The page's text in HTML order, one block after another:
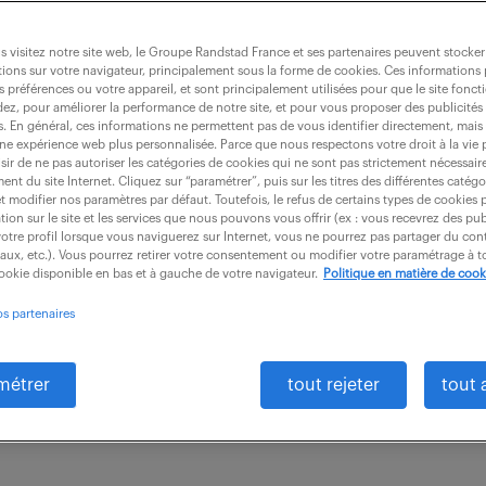
manager (f/h)
CDI 32 000 - 38 000 € / an
du Contrôleur Crédit, vos missions s'articulent
Master Data (Référentiel Tiers) : Création des
visitez notre site web, le Groupe Randstad France et ses partenaires peuvent
sur votre navigateur, principalement sous la forme de cookies. Ces informations
préférences ou votre appareil, et sont principalement utilisées pour que le site
pour améliorer la performance de notre site, et pour vous proposer des publicités
En général, ces informations ne permettent pas de vous identifier directement,
expérience web plus personnalisée. Parce que nous respectons votre droit à la vie
de ne pas autoriser les catégories de cookies qui ne sont pas strictement
du site Internet. Cliquez sur “paramétrer”, puis sur les titres des différentes
modifier nos paramètres par défaut. Toutefois, le refus de certains types de cookies
sur le site et les services que nous pouvons vous offrir (ex : vous recevrez des
profil lorsque vous naviguerez sur Internet, vous ne pourrez pas partager du
etc.). Vous pourrez retirer votre consentement ou modifier votre paramétrage à
disponible en bas et à gauche de votre navigateur.
Politique en matière de
partenaires
tout rejeter tout